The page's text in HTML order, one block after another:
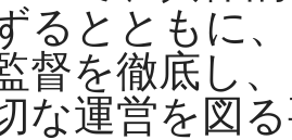
るとともに
督を徹底し
な運営を図